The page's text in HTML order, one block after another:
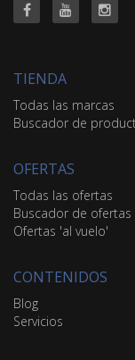
TIENDA
Todas las marcas
Buscador de
OFERTAS
Todas las ofertas
Buscador de ofertas
Ofertas 'al vuelo'
CONTENIDOS
Blog
Servicios